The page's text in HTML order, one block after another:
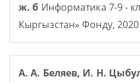
ж. б Информатика 7-9 -
Кыргызстан» Фонду, 2020
А. А. Беляев, И. Н.